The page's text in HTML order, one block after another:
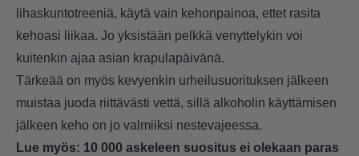
lihaskuntotreeniä, käytä vain kehonpainoa, ettet rasita
kehoasi liikaa. Jo yksistään pelkkä venyttelykin voi
kuitenkin ajaa asian krapulapäivänä.
Tärkeää on myös kevyenkin urheilusuorituksen jälkeen
muistaa juoda riittävästi vettä, sillä alkoholin käyttämisen
jälkeen keho on jo valmiiksi nestevajeessa.
Lue myös: 10 000 askeleen suositus ei olekaan paras